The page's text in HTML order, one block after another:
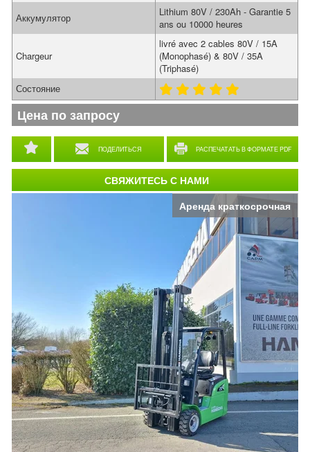
Аренда краткосрочная
ПОДЕЛИТЬСЯ РАСПЕЧАТАТЬ В ФОРМАТЕ PDF
Аккумулятор
Lithium 80V / 230Ah - Garantie 5
ans ou 10000 heures
Chargeur
livré avec 2 cables 80V / 15A
(Monophasé) & 80V / 35A
(Triphasé)
Состояние
Цена по запросу
СВЯЖИТЕСЬ С НАМИ